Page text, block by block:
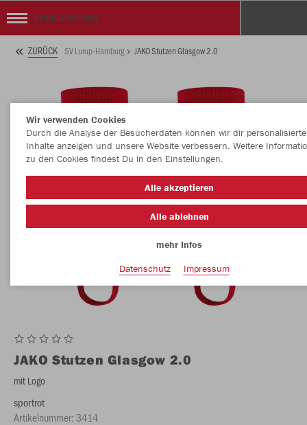
SV Lurup-Hamburg
ZURÜCK SV Lurup-Hamburg JAKO Stutzen Glasgow 2.0
JAKO Stutzen Glasgow 2.0
mit Logo
sportrot
Artikelnummer:3414
Wir verwenden Cookies
Durch die Analyse der Besucherdaten können wir dir personalisierte
Inhalte anzeigen und unsere Website verbessern. Weitere
zu den Cookies findest Du in den Einstellungen.
Alle akzeptieren
Alle ablehnen
mehr Infos
Datenschutz
Impressum